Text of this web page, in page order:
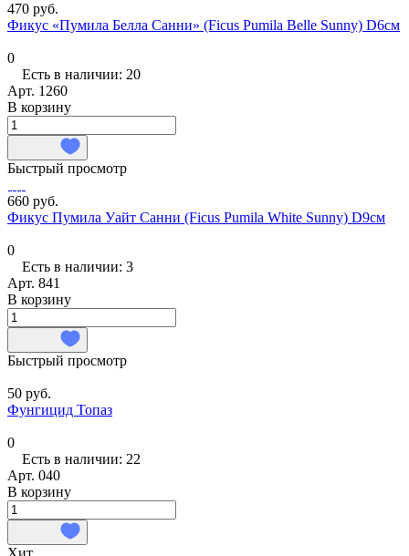
470 руб.
Фикус «Пумила Белла Санни» (Ficus Pumila Belle Sunny) D6см
0
Есть в наличии: 20
Арт. 1260
В корзину
Быстрый просмотр
660 руб.
Фикус Пумила Уайт Санни (Ficus Pumila White Sunny) D9см
0
Есть в наличии: 3
Арт. 841
В корзину
Быстрый просмотр
50 руб.
Фунгицид Топаз
0
Есть в наличии: 22
Арт. 040
В корзину